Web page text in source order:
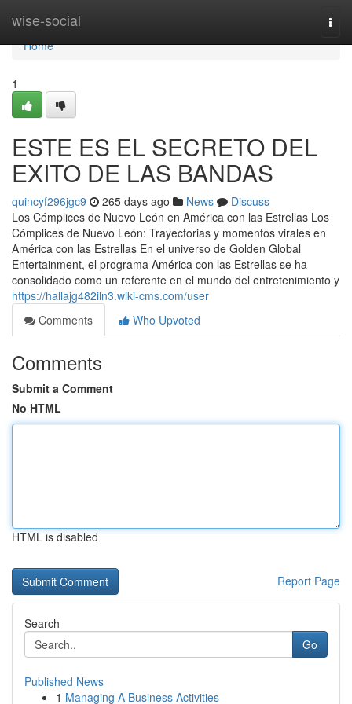
wise-social
Home
Home
1
ESTE ES EL SECRETO DEL
EXITO DE LAS BANDAS
quincyf296jgc9 265 days ago News
Discuss
Los Cómplices de Nuevo León en América con las Estrellas Los
Cómplices de Nuevo León: Trayectorias y momentos virales en
América con las Estrellas En el universo de Golden Global
Entertainment, el programa América con las Estrellas se ha
consolidado como un referente en el mundo del entretenimiento y
https://hallajg482iln3.wiki-cms.com/user
Comments
Who Upvoted
Comments
Submit a Comment
No HTML
HTML is disabled
Report Page
Search
Go
Published News
1 Managing A Business Activities